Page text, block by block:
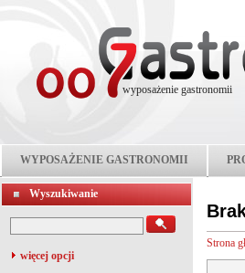
wyposażenie gastronomii
WYPOSAŻENIE GASTRONOMII
Wyszukiwanie
więcej opcji
Strona